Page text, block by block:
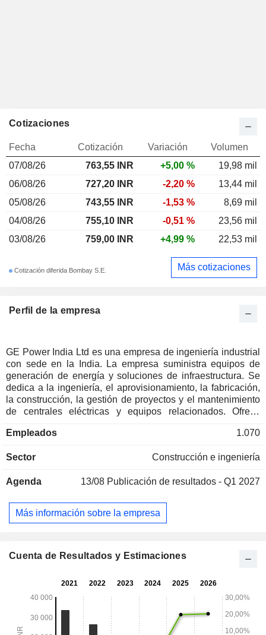
Perfil de la empresa
GE Power India Ltd es una empresa de ingeniería industrial
con sede en la India. La empresa suministra equipos de
generación de energía y soluciones de infraestructura. Se
dedica a la ingeniería, el aprovisionamiento, la fabricación,
la construcción, la gestión de proyectos y el mantenimiento
de centrales eléctricas y equipos relacionados. Ofrece
control de la calidad del aire y sistemas de automatización y
de vapor, hidroeléctrica y de gas, incluyendo el control de
instalaciones de fabricación en Durgapur y centros de
e internacionales. Opera dentro del segmento de energía de
GE Vernova y presta servicios a los sectores de la
Empleados 1.070
Sector Construcción e ingeniería
Agenda 13/08 Publicación de resultados - Q1 2027
Más información sobre la empresa
Cotizaciones
Fecha Cotización Variación
Volumen
07/08/26
763,55 INR +5,00 %
19,98 mil
06/08/26
727,20 INR -2,20 %
13,44 mil
05/08/26
743,55 INR -1,53 %
8,69 mil
04/08/26
755,10 INR -0,51 %
23,56 mil
03/08/26
759,00 INR +4,99 % 22,53 mil
Cotización diferida Bombay S.E. Más cotizaciones
Cuenta de Resultados y Estimaciones